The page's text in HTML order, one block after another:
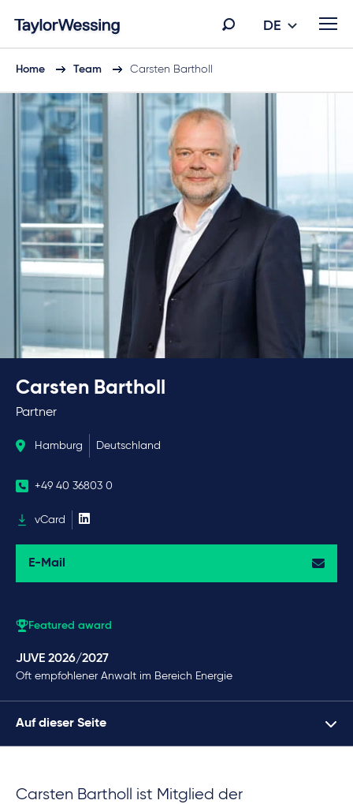
DE
Home Team Carsten Bartholl
Carsten Bartholl
Partner
Hamburg Deutschland
+49 40 36803 0
vCard
E-Mail
Featured award
JUVE 2026/2027
Oft empfohlener Anwalt im Bereich Energie
Auf dieser Seite
Carsten Bartholl ist Mitglied der